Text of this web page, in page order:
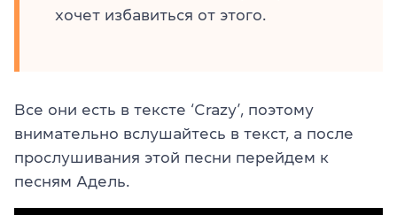
хочет избавиться от этого.
Все они есть в тексте ‘Crazy’, поэтому
внимательно вслушайтесь в текст, а после
прослушивания этой песни перейдем к
песням Адель.